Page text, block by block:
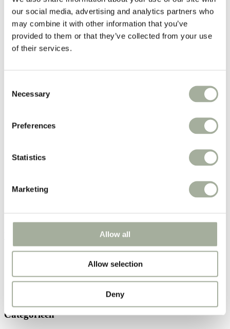
our social media, advertising and analytics partners who
may combine it with other information that you’ve
provided to them or that they’ve collected from your use
of their services.
Selection
Necessary
Preferences
Statistics
Marketing
Allow all
Allow selection
Deny
Apotheek
Populaire merken:
Advantage
Belgavet
prijsverlagingen!
Merken
Chewing Braid Donut 5″/7″
Home
Producten
Chewing Braid Donut 5"/7"
Categorieën